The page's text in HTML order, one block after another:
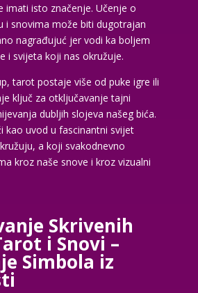
imati isto značenje. Učenje o
i snovima može biti dugotrajan
nagrađujuć jer vodi ka boljem
i svijeta koji nas okružuje.
tarot postaje više od puke igre ili
ključ za otključavanje tajni
dubljih slojeva našeg bića.
kao uvod u fascinantni svijet
a koji svakodnevno
kroz naše snove i kroz vizualni
Skrivenih
i Snovi –
Simbola iz